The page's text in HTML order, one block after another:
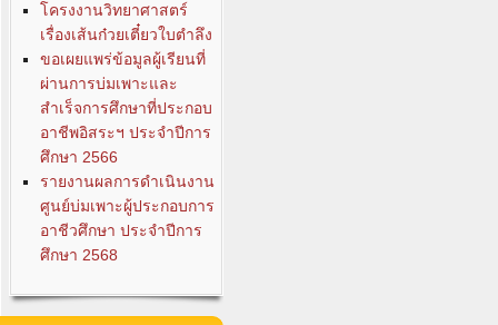
โครงงานวิทยาศาสตร์
เรื่องเส้นก๋วยเตี๋ยวใบตำลึง
ขอเผยแพร่ข้อมูลผู้เรียนที่
ผ่านการบ่มเพาะและ
สำเร็จการศึกษาที่ประกอบ
อาชีพอิสระฯ ประจำปีการ
ศึกษา 2566
รายงานผลการดำเนินงาน
ศูนย์บ่มเพาะผู้ประกอบการ
อาชีวศึกษา ประจำปีการ
ศึกษา 2568